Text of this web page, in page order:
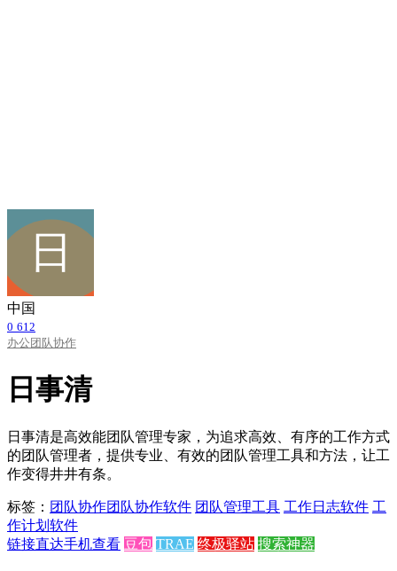
中国
0 612
办公 团队协作
日事清
日事清是高效能团队管理专家，为追求高效、有序的工作方式
的团队管理者，提供专业、有效的团队管理工具和方法，让工
作变得井井有条。
标签： 团队协作团队协作软件 团队管理工具 工作日志软件 工
作计划软件
链接直达手机查看 豆包 TRAE 终极驿站 搜索神器